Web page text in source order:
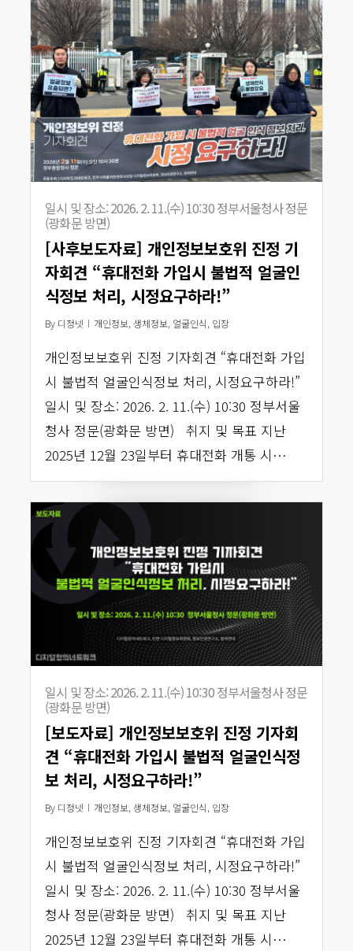
일시 및 장소: 2026. 2. 11.(수) 10:30 정부서울청사 정문
(광화문 방면)
[사후보도자료] 개인정보보호위 진정 기
자회견 “휴대전화 가입시 불법적 얼굴인
식정보 처리, 시정요구하라!”
By 디정넷 개인정보,생체정보, 얼굴인식, 입장
개인정보보호위 진정 기자회견 “휴대전화 가입
시 불법적 얼굴인식정보 처리, 시정요구하라!”
일시 및 장소: 2026. 2. 11.(수) 10:30 정부서울
청사 정문(광화문 방면) 취지 및 목표 지난
2025년 12월 23일부터 휴대전화 개통 시…
일시 및 장소: 2026. 2. 11.(수) 10:30 정부서울청사 정문
(광화문 방면)
[보도자료] 개인정보보호위 진정 기자회
견 “휴대전화 가입시 불법적 얼굴인식정
보 처리, 시정요구하라!”
By 디정넷 개인정보,생체정보, 얼굴인식, 입장
개인정보보호위 진정 기자회견 “휴대전화 가입
시 불법적 얼굴인식정보 처리, 시정요구하라!”
일시 및 장소: 2026. 2. 11.(수) 10:30 정부서울
청사 정문(광화문 방면) 취지 및 목표 지난
2025년 12월 23일부터 휴대전화 개통 시…